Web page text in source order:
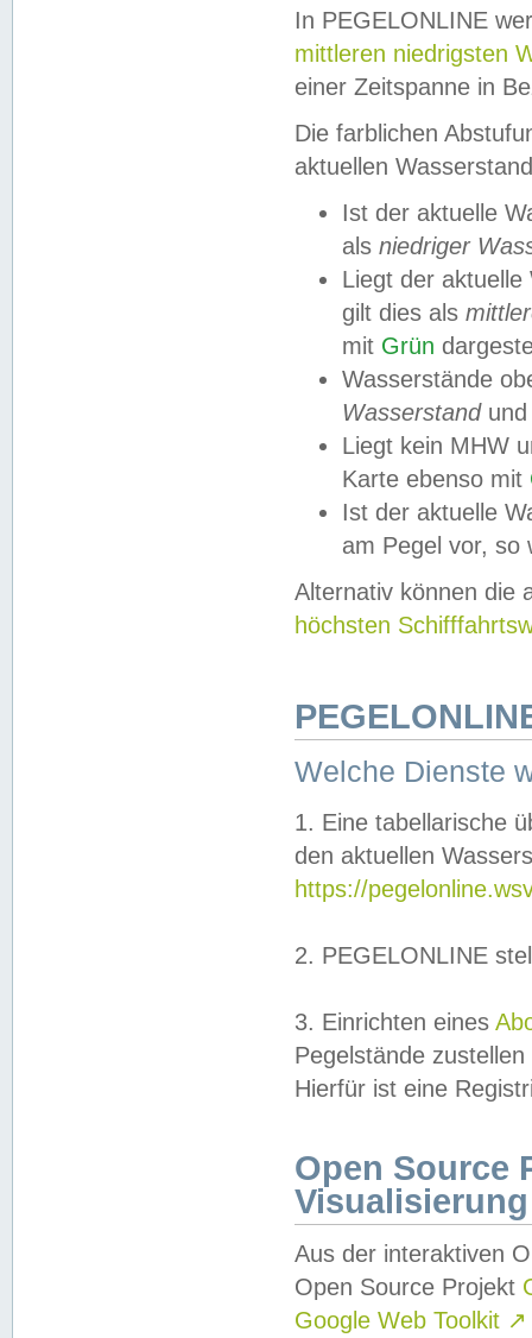
In PEGELONLINE
mittleren niedrigsten
einer Zeitspanne in
Die farblichen
aktuellen
Ist der aktuelle
als niedriger
Liegt der
gilt dies als
mit Grün
Wasserstände
Wasserstandund
Liegt kein MHW
Karte ebenso mit
Ist der aktuelle
am Pegel vor,
Alternativ können die
höchsten
Welche Dienste
1. Eine tabellarische
den aktuellen
https://
2. PEGELONLINE
3. Einrichten eines
Pegelstände
Hierfür ist eine
Open Source
Visualisierung
Aus der interaktiven
Open Source Projekt
Google Web Toolkit ↗